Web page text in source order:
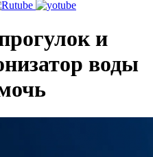
и
воды